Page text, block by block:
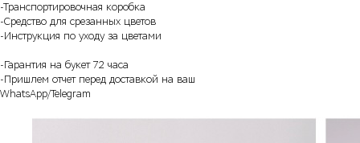
-Транспортировочная коробка
-Средство для срезанных цветов
-Инструкция по уходу за цветами
-Гарантия на букет 72 часа
-Пришлем отчет перед доставкой на ваш
WhatsApp/Telegram